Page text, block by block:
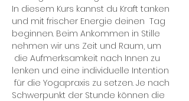
In diesem Kurs kannst du Kraft tanken
und mit frischer Energie deinen  Tag
beginnen. Beim Ankommen in Stille
nehmen wir uns Zeit und Raum, um
die Aufmerksamkeit nach Innen zu
lenken und eine individuelle Intention
für die Yogapraxis zu setzen. Je nach
Schwerpunkt der Stunde können die